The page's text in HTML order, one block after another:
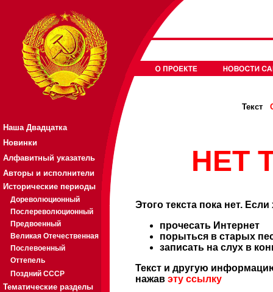
Наша Двадцатка
Новинки
Алфавитный указатель
Авторы и исполнители
Исторические периоды
Дореволюционный
Послереволюционный
Предвоенный
Великая Отечественная
Послевоенный
Оттепель
Поздний СССР
Тематические разделы
Текст
НЕТ
Этого текста пока нет.
прочесать Интернет
порыться в старых
записать на слух в
Текст и другую
нажав эту ссылку